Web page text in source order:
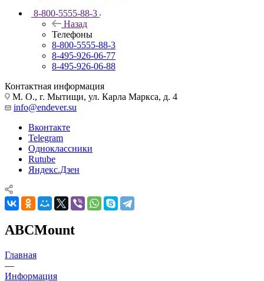
8-800-5555-88-3
Назад
Телефоны
8-800-5555-88-3
8-495-926-06-77
8-495-926-06-88
Контактная информация
М. О., г. Мытищи, ул. Карла Маркса, д. 4
info@endever.su
Вконтакте
Telegram
Одноклассники
Rutube
Яндекс.Дзен
ABCMount
Главная
—
Информация